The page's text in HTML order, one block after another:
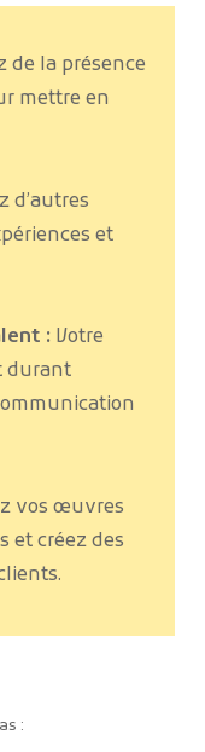
de la présence
mettre en
d’autres
et
: Votre
durant
vos œuvres
et créez des
: